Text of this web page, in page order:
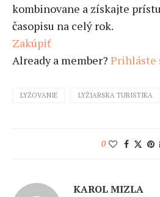
kombinovane a získajte
časopisu na celý rok.
Zakúpiť
Already a member? Prihláste
LYŽOVANIE LYŽIARSKA TURISTIKA
0
KAROL MIZLA